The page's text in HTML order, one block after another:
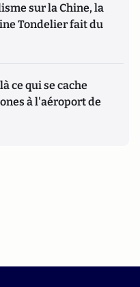
sur la Chine, la
Tondelier fait du
ce qui se cache
à l'aéroport de